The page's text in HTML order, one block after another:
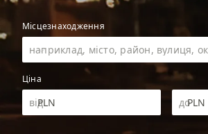
Місцезнаходження
Ціна
PLN PLN